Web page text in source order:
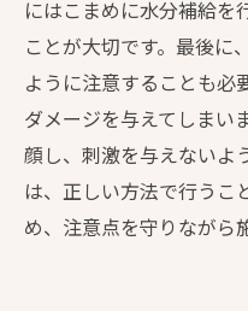
にはこまめに水分補給を
ことが大切です。最後に
ように注意することも必
ダメージを与えてしまい
顔し、刺激を与えないよ
は、正しい方法で行うこ
め、注意点を守りながら